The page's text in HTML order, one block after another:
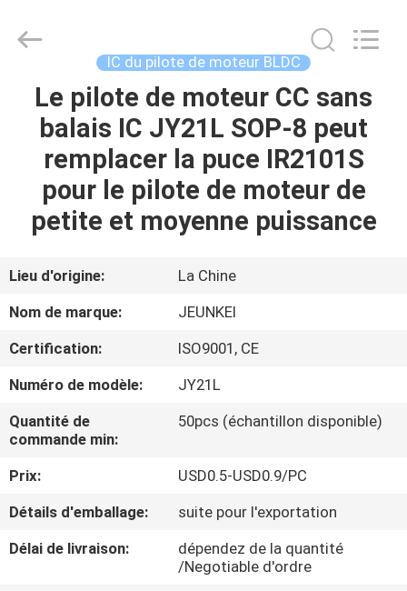
MAISON
PRODUITS
À
PROPOS
DE
VISITE
L'USINE
CONTRÔLE
Junqi
International
Reserved.
IC du pilote de moteur BLDC
Le pilote de moteur CC sans
balais IC JY21L SOP-8 peut
remplacer la puce IR2101S
pour le pilote de moteur de
petite et moyenne puissance
Lieu d'origine:
La Chine
Nom de marque:
JEUNKEI
Certification:
ISO9001, CE
Numéro de modèle:
JY21L
Quantité de
commande min:
50pcs (échantillon disponible)
Prix:
USD0.5-USD0.9/PC
Détails d'emballage:
suite pour l'exportation
Délai de livraison:
dépendez de la quantité
/Negotiable d'ordre